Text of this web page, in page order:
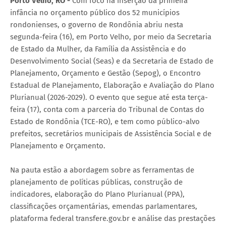
infância no orçamento público dos 52 municípios
rondonienses, o governo de Rondônia abriu nesta
segunda-feira (16), em Porto Velho, por meio da Secretaria
de Estado da Mulher, da Família da Assistência e do
Desenvolvimento Social (Seas) e da Secretaria de Estado de
Planejamento, Orçamento e Gestão (Sepog), o Encontro
Estadual de Planejamento, Elaboração e Avaliação do Plano
Plurianual (2026-2029). O evento que segue até esta terça-
feira (17), conta com a parceria do Tribunal de Contas do
Estado de Rondônia (TCE-RO), e tem como público-alvo
prefeitos, secretários municipais de Assistência Social e de
Planejamento e Orçamento.
Na pauta estão a abordagem sobre as ferramentas de
planejamento de políticas públicas, construção de
indicadores, elaboração do Plano Plurianual (PPA),
classificações orçamentárias, emendas parlamentares,
plataforma federal transfere.gov.br e análise das prestações